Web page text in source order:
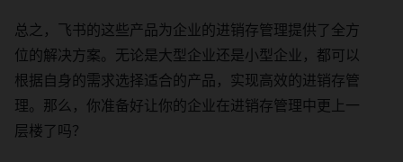
总之，飞书的这些产品为企业的进销存管理提供了全方
位的解决方案。无论是大型企业还是小型企业，都可以
根据自身的需求选择适合的产品，实现高效的进销存管
理。那么，你准备好让你的企业在进销存管理中更上一
层楼了吗？